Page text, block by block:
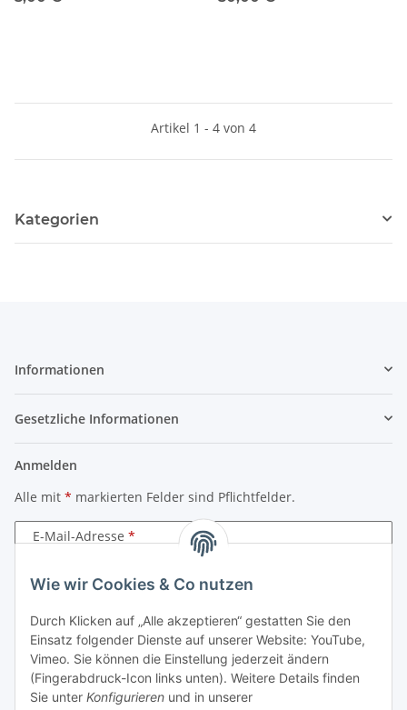
Wie wir Cookies & Co nutzen
Durch Klicken auf „Alle akzeptieren“ gestatten Sie den
Einsatz folgender Dienste auf unserer Website: YouTube,
Vimeo. Sie können die Einstellung jederzeit ändern
(Fingerabdruck-Icon links unten). Weitere Details finden
Sie unter Konfigurieren und in unserer
Artikel 1 - 4 von 4
Kategorien
Informationen
Gesetzliche Informationen
Anmelden
Alle mit * markierten Felder sind Pflichtfelder.
E-Mail-Adresse
Passwort
Anmelden
Passwort vergessen
Neu hier?Jetzt registrieren!